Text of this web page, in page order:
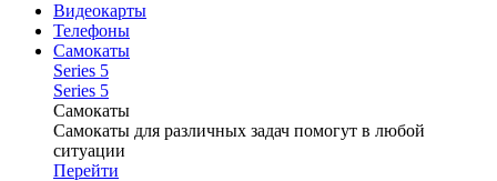
Видеокарты
Телефоны
Самокаты
Series 5
Series 5
Самокаты
Самокаты для различных задач помогут в любой
ситуации
Перейти